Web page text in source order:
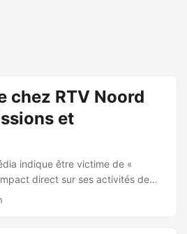
chez RTV Noord
et
indique être victime de «
direct sur ses activités de
🚨 Impact: l’incident a de «